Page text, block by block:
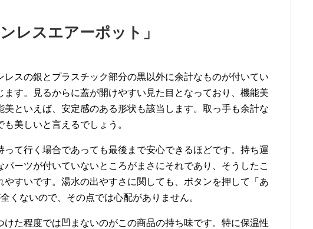
レスエアーポット」
スの銀とプラスチック部分の黒以外に余計なものが付いてい
ます。見るからに蓋が開けやすい見た目となっており、機能美
といえば、安定感のある形状も該当します。取っ手も余計な
美しいと言えるでしょう。
て行く場合であっても最後まで安心できるほどです。持ち運
ーツが付いていないところがまさにそれであり、そうしたこ
やすいです。湯水の出やすさに関しても、ボタンを押して「あ
くないので、その点では心配がありません。
た程度では凹まないのがこの商品の持ち味です。特に保温性